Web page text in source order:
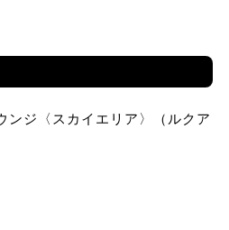
ンジ〈スカイエリア〉（ルクア